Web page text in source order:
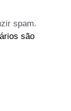
spam.
são